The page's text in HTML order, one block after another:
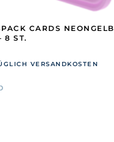
CARDS NEONGELB
8 ST.
VERSANDKOSTEN